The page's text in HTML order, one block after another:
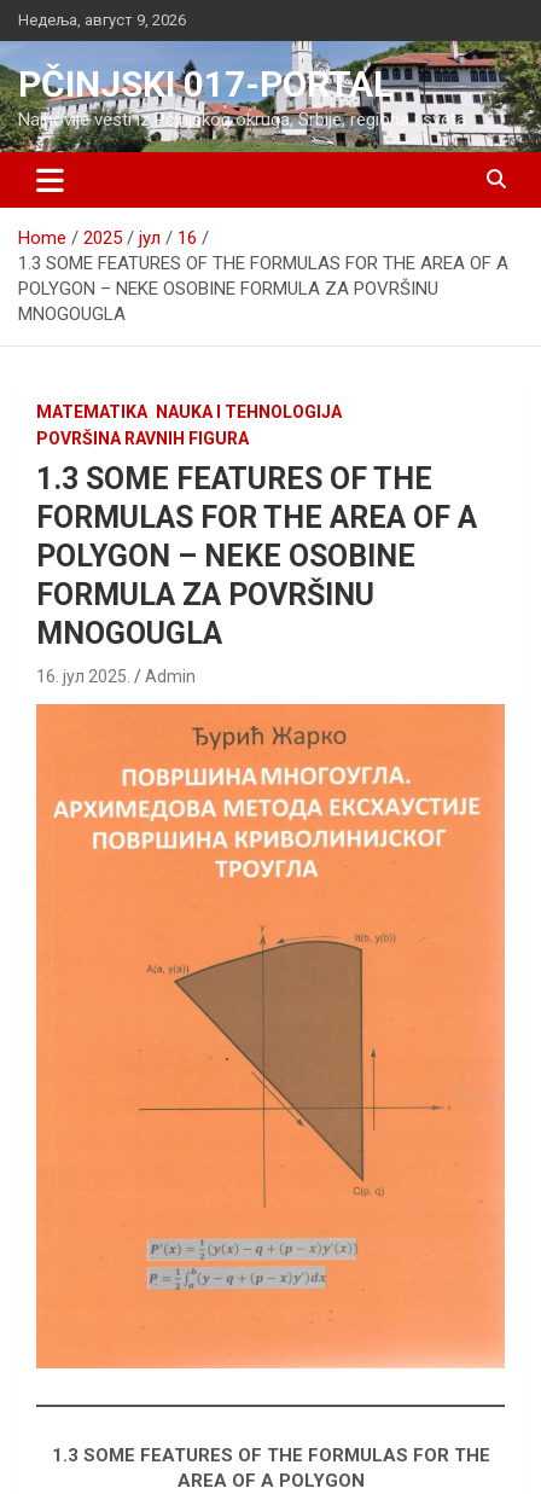
Skip
to
content
Недеља, август 9, 2026
PČINJSKI 017-PORTAL
Najnovije vesti iz Pčinjskog okruga, Srbije, regiona i sveta
Home 2025 јул
16
1.3 SOME FEATURES OF THE FORMULAS FOR THE AREA OF A
POLYGON – NEKE OSOBINE FORMULA ZA POVRŠINU
MNOGOUGLA
MATEMATIKA
NAUKA I TEHNOLOGIJA
POVRŠINA RAVNIH FIGURA
1.3 SOME FEATURES OF THE
FORMULAS FOR THE AREA OF A
POLYGON – NEKE OSOBINE
FORMULA ZA POVRŠINU
MNOGOUGLA
16. јул 2025. Admin
1.3 SOME FEATURES OF THE FORMULAS FOR THE
AREA OF A POLYGON